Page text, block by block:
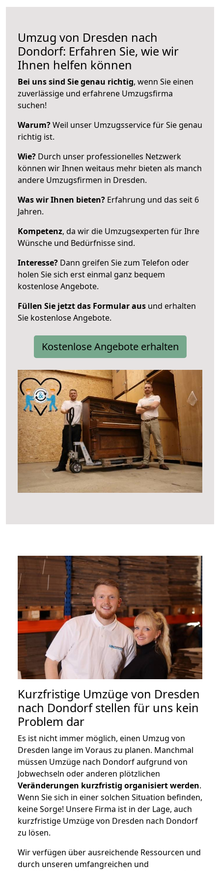
Umzug von Dresden nach
Dondorf: Erfahren Sie, wie wir
Ihnen helfen können
Bei uns sind Sie genau richtig, wenn Sie einen
zuverlässige und erfahrene Umzugsfirma
suchen!
Warum?Weil unser Umzugsservice für Sie genau
richtig ist.
Wie? Durch unser professionelles Netzwerk
können wir Ihnen weitaus mehr bieten als manch
andere Umzugsfirmen in Dresden.
Was wir Ihnen bieten? Erfahrung und das seit 6
Jahren.
Kompetenz, da wir die Umzugsexperten für Ihre
Wünsche und Bedürfnisse sind.
Interesse? Dann greifen Sie zum Telefon oder
holen Sie sich erst einmal ganz bequem
kostenlose Angebote.
Füllen Sie jetzt das Formular aus und erhalten
Sie kostenlose Angebote.
Kostenlose Angebote erhalten
Kurzfristige Umzüge von Dresden
nach Dondorf stellen für uns kein
Problem dar
Es ist nicht immer möglich, einen Umzug von
Dresden lange im Voraus zu planen. Manchmal
müssen Umzüge nach Dondorf aufgrund von
Jobwechseln oder anderen plötzlichen
Veränderungen kurzfristig organisiert werden.
Wenn Sie sich in einer solchen Situation befinden,
keine Sorge! Unsere Firma ist in der Lage, auch
kurzfristige Umzüge von Dresden nach Dondorf
zu lösen.
Wir verfügen über ausreichende Ressourcen und
durch unseren umfangreichen und